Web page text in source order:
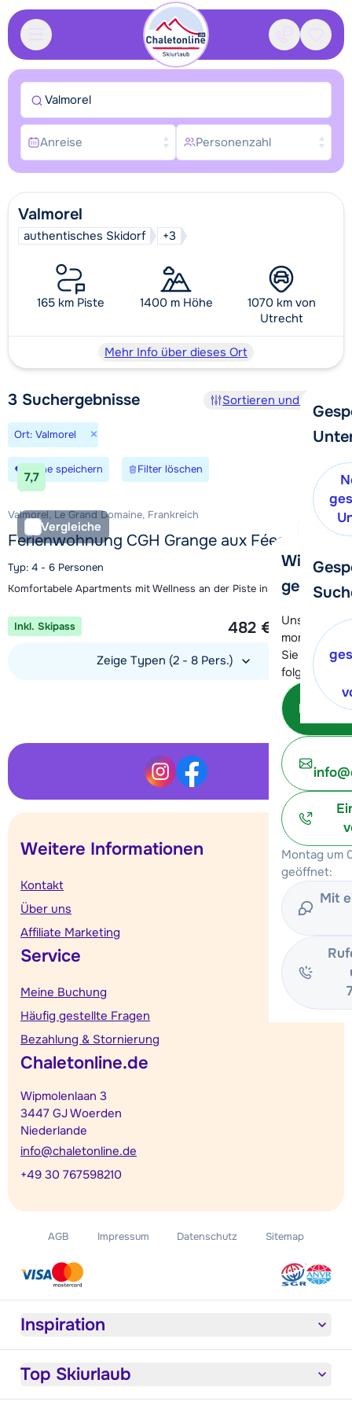
Kontakt
Wir
gerne
Unser
momentan
Sie können
folgenden
Montag um
geöffnet:
Mit
Valmorel
authentisches Skidorf +3
165 km Piste 1400 m Höhe
1070 km von
Utrecht
Mehr Info über dieses Ort
3 Suchergebnisse Sortieren und Filtern
Ort: Valmorel ×
Suche speichern Filter löschen
7,7
Vergleiche
Valmorel, Le Grand Domaine, Frankreich
Ferienwohnung CGH Grange aux Fées
Typ: 4 - 6 Personen
Komfortabele Apartments mit Wellness an der Piste in Valmorel
482 € Pro Person
Inkl. Skipass
Zeige Typen (2 - 8 Pers.)
Valmorel
Anreise Personenzahl
Weitere Informationen
Kontakt
Über uns
Affiliate Marketing
Service
Meine Buchung
Häufig gestellte Fragen
Bezahlung & Stornierung
Chaletonline.de
Wipmolenlaan 3
3447 GJ Woerden
Niederlande
info@chaletonline.de
+49 30 767598210
AGB Impressum Datenschutz Sitemap
Inspiration
Top Skiurlaub